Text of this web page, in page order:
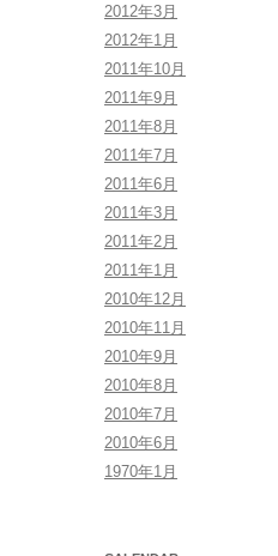
2012年3月
2012年1月
2011年10月
2011年9月
2011年8月
2011年7月
2011年6月
2011年3月
2011年2月
2011年1月
2010年12月
2010年11月
2010年9月
2010年8月
2010年7月
2010年6月
1970年1月